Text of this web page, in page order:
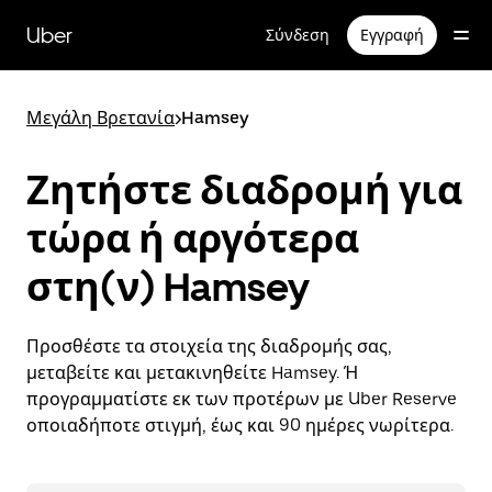
κύριο
περιεχόμενο
Uber Σύνδεση Εγγραφή
Μεγάλη Βρετανία>Hamsey
Ζητήστε διαδρομή για
τώρα ή αργότερα
στη(ν) Hamsey
Προσθέστε τα στοιχεία της διαδρομής σας,
μεταβείτε και μετακινηθείτε Hamsey. Ή
προγραμματίστε εκ των προτέρων με Uber Reserve
οποιαδήποτε στιγμή, έως και 90 ημέρες νωρίτερα.